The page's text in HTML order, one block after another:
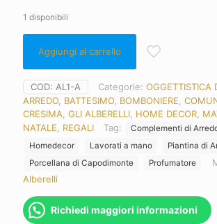
1 disponibili
Aggiungi al carrello
COD: AL1-A Categorie: OGGETTISTICA
ARREDO BATTESIMO BOMBONIERE
CRESIMA GLI ALBERELLI HOME DECOR
NATALE
REGALI Tag: Complementi di
Homedecor
Lavorati a mano
Piantina di
Porcellana di Capodimonte
Profumatore
Alberelli
Richiedi maggiori informazioni